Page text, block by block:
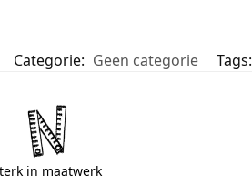
Categorie: Geen categorie Tags:
in maatwerk